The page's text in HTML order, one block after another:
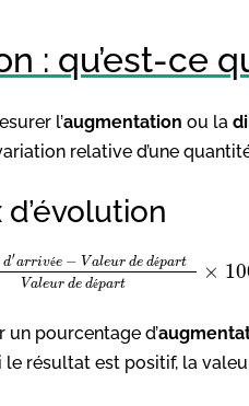
: qu’est-ce
l’augmentation ou la
relative d’une
d′arrivée − Valeur de départ
Valeur de départ
×
pourcentage d’
le résultat est positif, la